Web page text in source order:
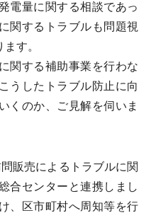
電量に関する相談であっ
関するトラブルも問題視
す。
関する補助事業を行わな
うしたトラブル防止に向
くのか、ご見解を伺いま
販売によるトラブルに関
合センターと連携しまし
、区市町村へ周知等を行